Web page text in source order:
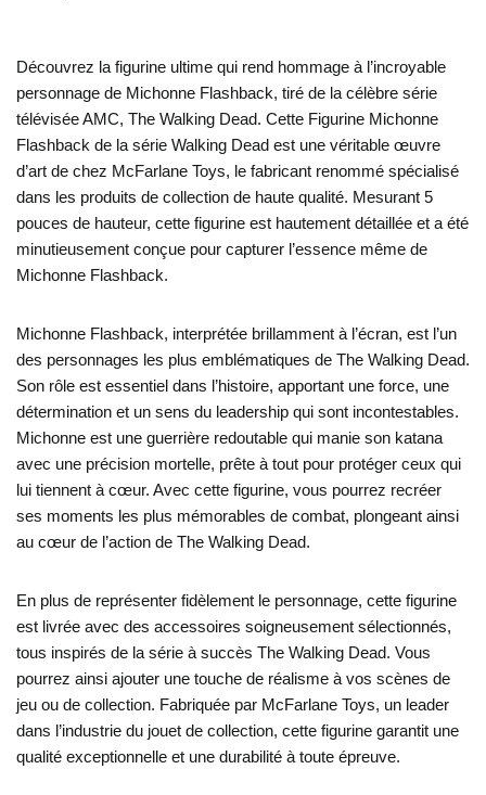
Découvrez la figurine ultime qui rend hommage à l’incroyable
personnage de Michonne Flashback, tiré de la célèbre série
télévisée AMC, The Walking Dead. Cette Figurine Michonne
Flashback de la série Walking Dead est une véritable œuvre
d’art de chez McFarlane Toys, le fabricant renommé spécialisé
dans les produits de collection de haute qualité. Mesurant 5
pouces de hauteur, cette figurine est hautement détaillée et a été
minutieusement conçue pour capturer l’essence même de
Michonne Flashback.
Michonne Flashback, interprétée brillamment à l’écran, est l’un
des personnages les plus emblématiques de The Walking Dead.
Son rôle est essentiel dans l’histoire, apportant une force, une
détermination et un sens du leadership qui sont incontestables.
Michonne est une guerrière redoutable qui manie son katana
avec une précision mortelle, prête à tout pour protéger ceux qui
lui tiennent à cœur. Avec cette figurine, vous pourrez recréer
ses moments les plus mémorables de combat, plongeant ainsi
au cœur de l’action de The Walking Dead.
En plus de représenter fidèlement le personnage, cette figurine
est livrée avec des accessoires soigneusement sélectionnés,
tous inspirés de la série à succès The Walking Dead. Vous
pourrez ainsi ajouter une touche de réalisme à vos scènes de
jeu ou de collection. Fabriquée par McFarlane Toys, un leader
dans l’industrie du jouet de collection, cette figurine garantit une
qualité exceptionnelle et une durabilité à toute épreuve.